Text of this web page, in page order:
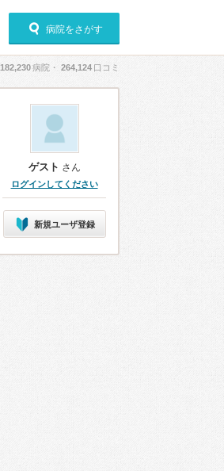
病院をさがす
182,230病院・ 264,124 口コミ
ゲスト さん
ログインしてください
新規ユーザ登録